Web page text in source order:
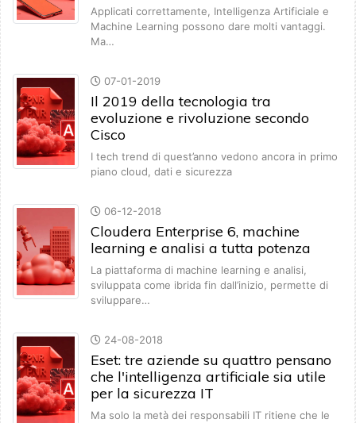
Applicati correttamente, Intelligenza Artificiale e
Machine Learning possono dare molti vantaggi.
Ma…
07-01-2019
Il 2019 della tecnologia tra
evoluzione e rivoluzione secondo
Cisco
I tech trend di quest’anno vedono ancora in primo
piano cloud, dati e sicurezza
06-12-2018
Cloudera Enterprise 6, machine
learning e analisi a tutta potenza
La piattaforma di machine learning e analisi,
sviluppata come ibrida fin dall’inizio, permette di
sviluppare…
24-08-2018
Eset: tre aziende su quattro pensano
che l'intelligenza artificiale sia utile
per la sicurezza IT
Ma solo la metà dei responsabili IT ritiene che le